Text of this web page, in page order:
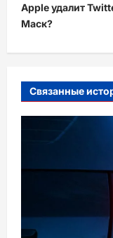
г
а
ц
я
з
и
Apple удалит
Маск?
Связанные